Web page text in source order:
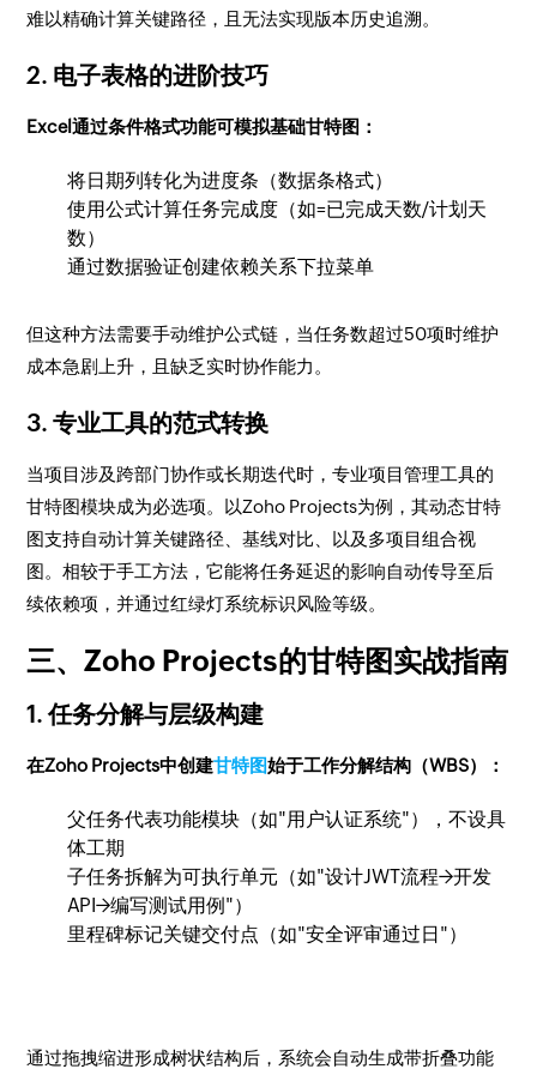
难以精确计算关键路径，且无法实现版本历史追溯。
2. 电子表格的进阶技巧
Excel通过条件格式功能可模拟基础甘特图：
将日期列转化为进度条（数据条格式）
使用公式计算任务完成度（如=已完成天数/计划天
数）
通过数据验证创建依赖关系下拉菜单
但这种方法需要手动维护公式链，当任务数超过50项时维护
成本急剧上升，且缺乏实时协作能力。
3. 专业工具的范式转换
当项目涉及跨部门协作或长期迭代时，专业项目管理工具的
甘特图模块成为必选项。以Zoho Projects为例，其动态甘特
图支持自动计算关键路径、基线对比、以及多项目组合视
图。相较于手工方法，它能将任务延迟的影响自动传导至后
续依赖项，并通过红绿灯系统标识风险等级。
三、Zoho Projects的甘特图实战指南
1. 任务分解与层级构建
在Zoho Projects中创建甘特图始于工作分解结构（WBS）：
父任务代表功能模块（如"用户认证系统"），不设具
体工期
子任务拆解为可执行单元（如"设计JWT流程→开发
API→编写测试用例"）
里程碑标记关键交付点（如"安全评审通过日"）
通过拖拽缩进形成树状结构后，系统会自动生成带折叠功能